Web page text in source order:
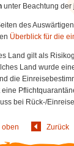
unter Beachtung
des
Überblick für die
Land gilt als
Land wurde
die
eine
bei Rück-/
oben Zurück